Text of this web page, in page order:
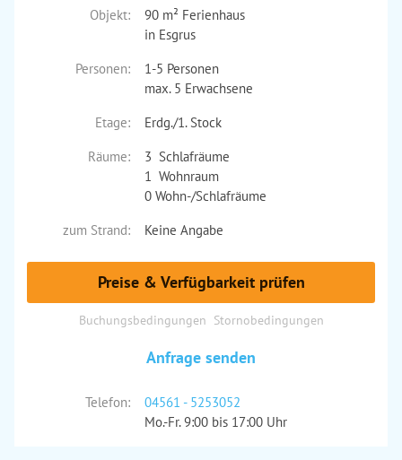
Objekt:
90 m² Ferienhaus
in Esgrus
Personen:
1-5 Personen
max. 5 Erwachsene
Etage:
Erdg./1. Stock
Räume:
3 Schlafräume
1 Wohnraum
0 Wohn-/Schlafräume
zum Strand:
Keine Angabe
Preise & Verfügbarkeit prüfen
Buchungsbedingungen Stornobedingungen
Anfrage senden
Telefon:
04561 - 5253052
Mo.-Fr. 9:00 bis 17:00 Uhr